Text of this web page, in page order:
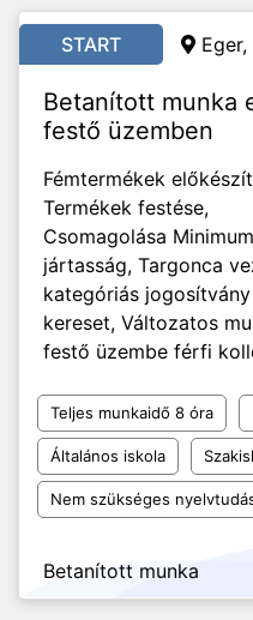
START Eger,
Betanított munka
festő üzemben
Fémtermékek
Termékek festése,
Csomagolása
jártasság, Targonca
kategóriás
kereset, Változatos
festő üzembe férfi
Teljes munkaidő 8 óra
Általános iskola
Nem szükséges
Betanított munka